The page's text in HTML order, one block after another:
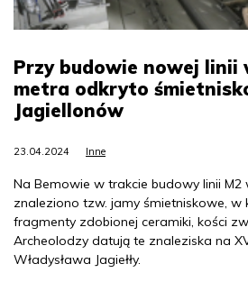
Przy budowie nowej linii
metra odkryto
Jagiellonów
23.04.2024 Inne
Na Bemowie w trakcie budowy linii
znaleziono tzw. jamy śmietniskowe, w
fragmenty zdobionej ceramiki, kości
Archeolodzy datują te znaleziska na
Władysława Jagiełły.